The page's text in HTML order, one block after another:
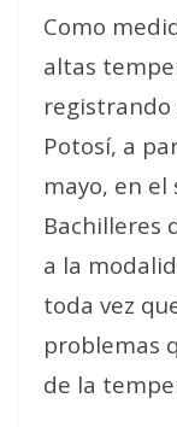
Como
altas
registrando
Potosí, a
mayo, en el
Bachilleres
a la
toda vez
problemas
de la